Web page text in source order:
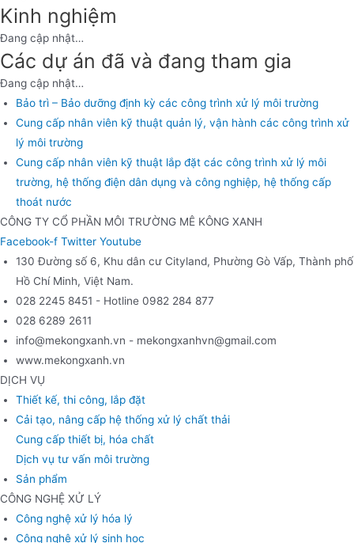
Kinh nghiệm
Đang cập nhật…
Các dự án đã và đang tham gia
Đang cập nhật…
Bảo trì – Bảo dưỡng định kỳ các công trình xử lý môi trường
Cung cấp nhân viên kỹ thuật quản lý, vận hành các công trình xử
lý môi trường
Cung cấp nhân viên kỹ thuật lắp đặt các công trình xử lý môi
trường, hệ thống điện dân dụng và công nghiệp, hệ thống cấp
thoát nước
CÔNG TY CỔ PHẦN MÔI TRƯỜNG MÊ KÔNG XANH
Facebook-f Twitter Youtube
130 Đường số 6, Khu dân cư Cityland, Phường Gò Vấp, Thành phố
Hồ Chí Minh, Việt Nam.
028 2245 8451 - Hotline 0982 284 877
028 6289 2611
info@mekongxanh.vn - mekongxanhvn@gmail.com
www.mekongxanh.vn
DỊCH VỤ
Thiết kế, thi công, lắp đặt
Cải tạo, nâng cấp hệ thống xử lý chất thải
Cung cấp thiết bị, hóa chất
Dịch vụ tư vấn môi trường
Sản phẩm
CÔNG NGHỆ XỬ LÝ
Công nghệ xử lý hóa lý
Công nghệ xử lý sinh học